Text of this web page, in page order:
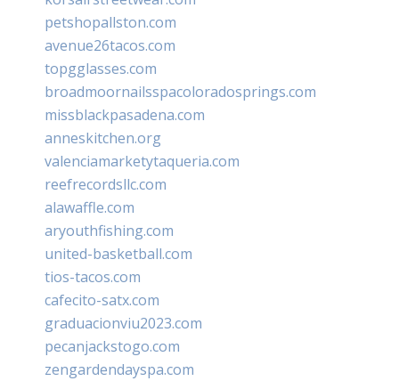
petshopallston.com
avenue26tacos.com
topgglasses.com
broadmoornailsspacoloradosprings.com
missblackpasadena.com
anneskitchen.org
valenciamarketytaqueria.com
reefrecordsllc.com
alawaffle.com
aryouthfishing.com
united-basketball.com
tios-tacos.com
cafecito-satx.com
graduacionviu2023.com
pecanjackstogo.com
zengardendayspa.com